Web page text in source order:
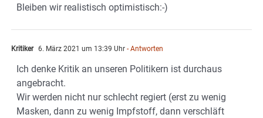
Bleiben wir realistisch optimistisch:-)
Kritiker 6. März 2021 um 13:39 Uhr - Antworten
Ich denke Kritik an unseren Politikern ist durchaus
angebracht.
Wir werden nicht nur schlecht regiert (erst zu wenig
Masken, dann zu wenig Impfstoff, dann verschläft